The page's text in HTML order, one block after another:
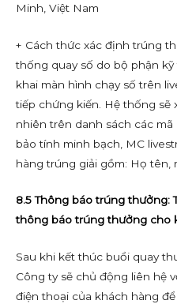
Minh, Việt Nam
+ Cách thức xác định trúng
thống quay số do bộ phận
khai màn hình chạy số trên
tiếp chứng kiến. Hệ thống sẽ
nhiên trên danh sách các
bảo tính minh bạch, MC
hàng trúng giải gồm: Họ tên,
8.5 Thông báo trúng thưởng:
thông báo trúng thưởng cho
Sau khi kết thúc buổi quay
Công ty sẽ chủ động liên hệ
điện thoại của khách hàng